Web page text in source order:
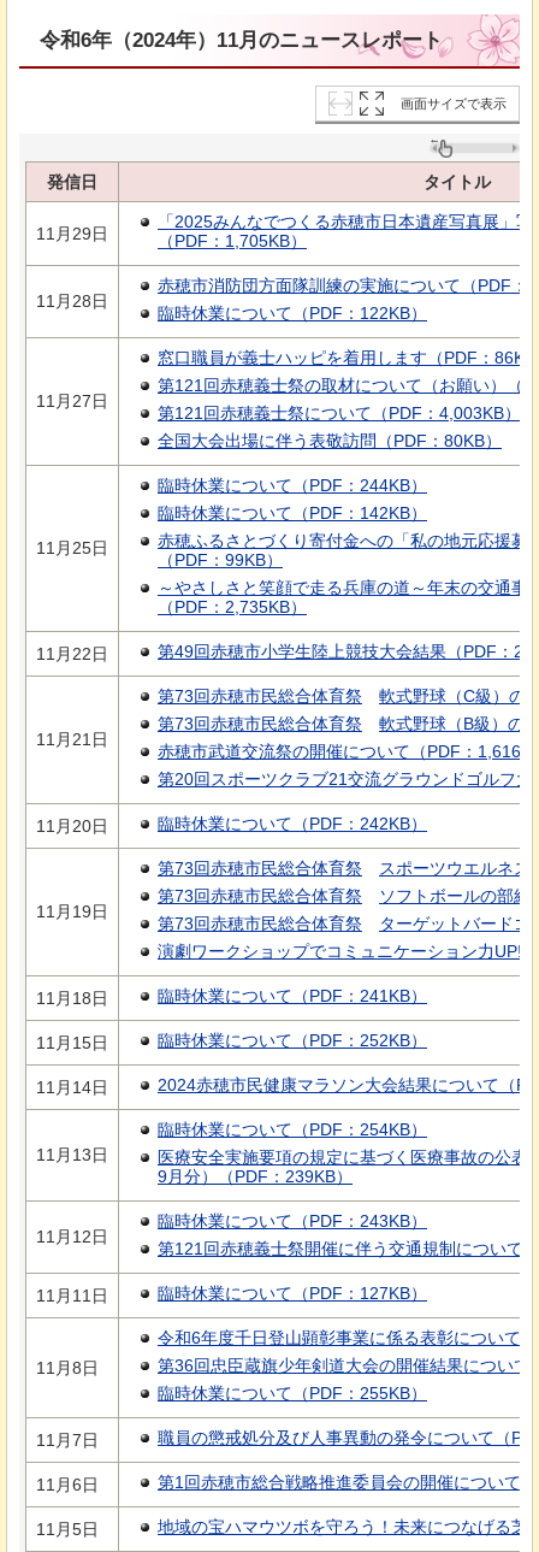
令和6年（2024年）11月のニュースレポート
画面サイズで表示
発信日 タイトル
11月29日
「2025みんなでつくる赤穂市日本遺産写真展」
（PDF：1,705KB）
11月28日
赤穂市消防団方面隊訓練の実施について（PDF：
臨時休業について（PDF：122KB）
11月27日
窓口職員が義士ハッピを着用します（PDF：86KB
第121回赤穂義士祭の取材について（お願い）（
第121回赤穂義士祭について（PDF：4,003KB）
全国大会出場に伴う表敬訪問（PDF：80KB）
11月25日
臨時休業について（PDF：244KB）
臨時休業について（PDF：142KB）
赤穂ふるさとづくり寄付金への「私の地元応援募
（PDF：99KB）
～やさしさと笑顔で走る兵庫の道～年末の交通事
（PDF：2,735KB）
11月22日 第49回赤穂市小学生陸上競技大会結果（PDF：
11月21日
第73回赤穂市民総合体育祭
軟式野球（C級）の
第73回赤穂市民総合体育祭
軟式野球（B級）の
赤穂市武道交流祭の開催について（PDF：
第20回スポーツクラブ21交流グラウンドゴルフ
11月20日 臨時休業について（PDF：242KB）
11月19日
第73回赤穂市民総合体育祭
スポーツウエルネス
第73回赤穂市民総合体育祭
ソフトボールの部結
第73回赤穂市民総合体育祭
ターゲットバードゴ
演劇ワークショップでコミュニケーション力UP!
11月18日 臨時休業について（PDF：241KB）
11月15日 臨時休業について（PDF：252KB）
11月14日 2024赤穂市民健康マラソン大会結果について（
11月13日
臨時休業について（PDF：254KB）
医療安全実施要項の規定に基づく医療事故の公表
9月分）（PDF：239KB）
11月12日
臨時休業について（PDF：243KB）
第121回赤穂義士祭開催に伴う交通規制について
11月11日 臨時休業について（PDF：127KB）
11月8日
令和6年度千日登山顕彰事業に係る表彰について
第36回忠臣蔵旗少年剣道大会の開催結果について
臨時休業について（PDF：255KB）
11月7日 職員の懲戒処分及び人事異動の発令について（
11月6日 第1回赤穂市総合戦略推進委員会の開催について
11月5日 地域の宝ハマウツボを守ろう！未来につなげる芝